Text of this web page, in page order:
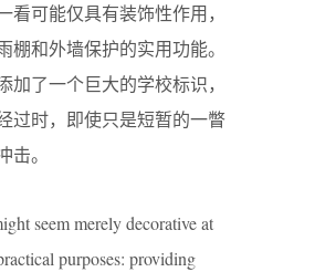
看可能仅具有装饰性作用，
棚和外墙保护的实用功能。
加了一个巨大的学校标识，
过时，即使只是短暂的一瞥
。
seem merely decorative at
purposes: providing